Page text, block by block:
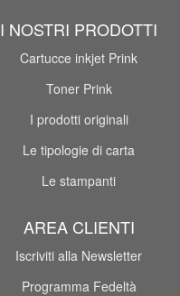
I NOSTRI PRODOTTI
Cartucce inkjet Prink
Toner Prink
I prodotti originali
Le tipologie di carta
Le stampanti
AREA CLIENTI
Iscriviti alla Newsletter
Programma Fedeltà